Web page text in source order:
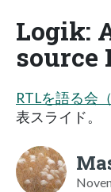
Logik:
source
RTLを語る会（
表スライド。